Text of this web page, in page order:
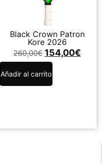
Black Crown Patron
Kore 2026
260,00€ 154,00€
Añadir al carrito